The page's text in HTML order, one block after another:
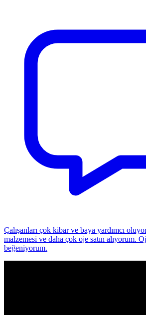
Çalışanları çok kibar ve baya yardımcı
malzemesi ve daha çok oje satın alıyorum.
beğeniyorum.